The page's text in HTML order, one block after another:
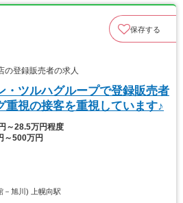
保存する
登録販売者の求人
・ツルハグループで登録販売者
重視の接客を重視しています♪
～28.5万円程度
～500万円
－旭川) 上幌向駅